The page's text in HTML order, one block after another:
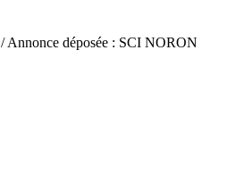
/ Annonce déposée : SCI NORON